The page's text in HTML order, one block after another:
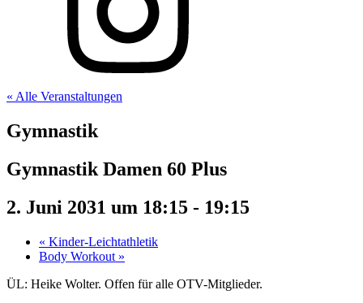
« Alle Veranstaltungen
Gymnastik
Gymnastik Damen 60 Plus
2. Juni 2031 um 18:15 - 19:15
« Kinder-Leichtathletik
Body Workout »
ÜL: Heike Wolter. Offen für alle OTV-Mitglieder.